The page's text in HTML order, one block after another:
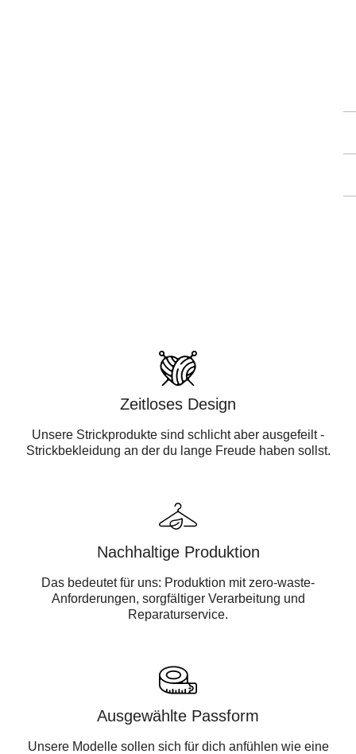
Zeitloses Design
Unsere Strickprodukte sind schlicht aber ausgefeilt -
Strickbekleidung an der du lange Freude haben sollst.
Nachhaltige Produktion
Das bedeutet für uns: Produktion mit zero-waste-
Anforderungen, sorgfältiger Verarbeitung und
Reparaturservice.
Ausgewählte Passform
Unsere Modelle sollen sich für dich anfühlen wie eine